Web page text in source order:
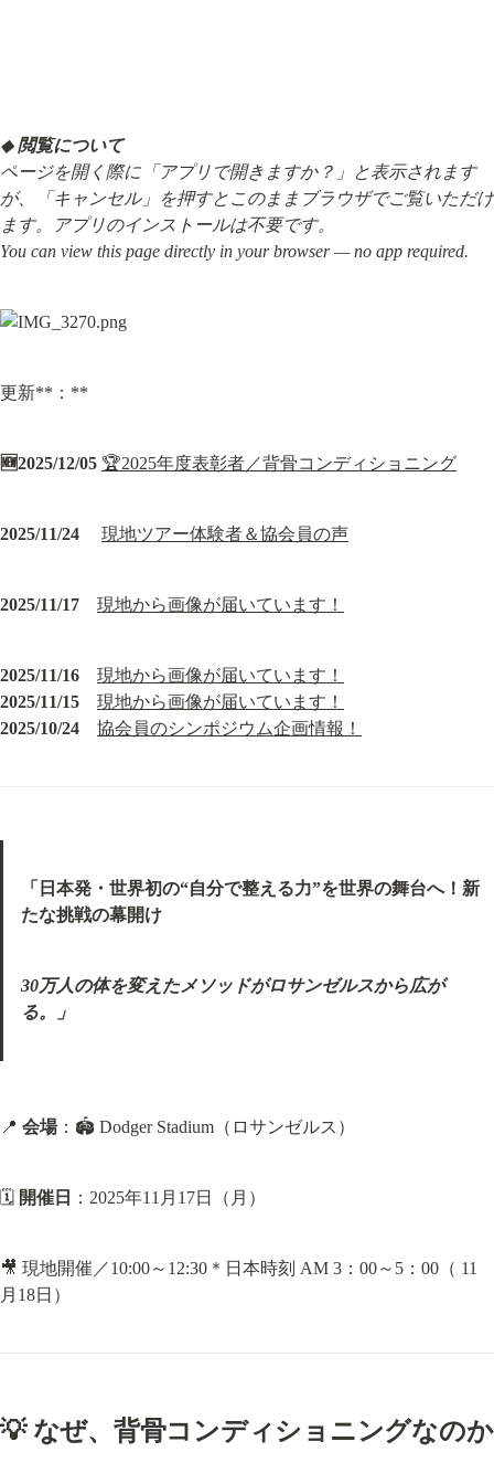
◆ 閲覧について
ページを開く際に「アプリで開きますか？」と表示されます
が、「キャンセル」を押すとこのままブラウザでご覧いただけ
ます。アプリのインストールは不要です。
You can view this page directly in your browser — no app required.
更新**：**
🆕2025/12/05 🏆2025年度表彰者／背骨コンディショニング
2025/11/24 現地ツアー体験者＆協会員の声
2025/11/17 現地から画像が届いています！
2025/11/16
現地から画像が届いています！
2025/11/15
現地から画像が届いています！
2025/10/24
協会員のシンポジウム企画情報！
「日本発・世界初の“自分で整える力”を世界の舞台へ！新
たな挑戦の幕開け
30万人の体を変えたメソッドがロサンゼルスから広が
る。」
📍 会場：🏟 Dodger Stadium（ロサンゼルス）
🗓 開催日 ：2025年11月17日（月）
🎥 現地開催／10:00～12:30＊日本時刻 AM 3：00～5：00（ 11
月18日）
💡 なぜ、背骨コンディショニングなのか